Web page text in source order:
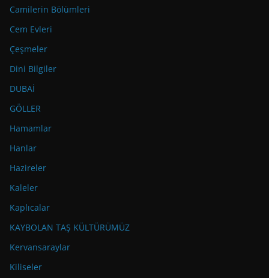
Camilerin Bölümleri
Cem Evleri
Çeşmeler
Dini Bilgiler
DUBAİ
GÖLLER
Hamamlar
Hanlar
Hazireler
Kaleler
Kaplıcalar
KAYBOLAN TAŞ KÜLTÜRÜMÜZ
Kervansaraylar
Kiliseler